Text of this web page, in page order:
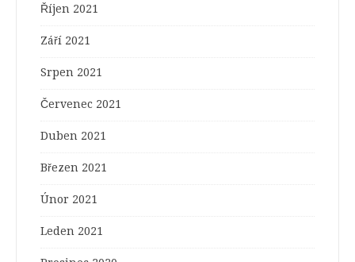
Říjen 2021
Září 2021
Srpen 2021
Červenec 2021
Duben 2021
Březen 2021
Únor 2021
Leden 2021